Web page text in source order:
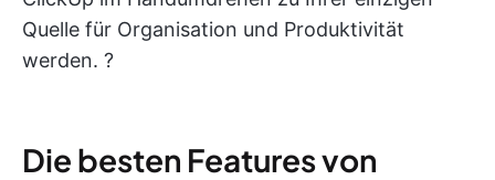
Quelle für Organisation und Produktivität
werden. ?
Die besten Features von